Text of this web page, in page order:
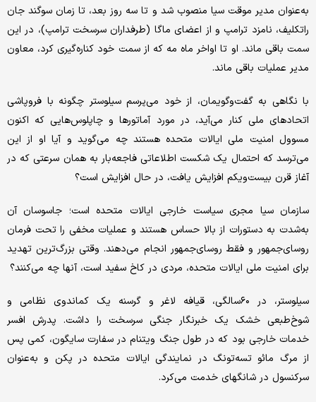
به‌عنوان مدیر موقت سیا منصوب شد و تا سه روز بعد، تا زمان سوگند جان
راتکلیف، نامزد ترامپ و از اعضای ماگا (طرفداران سرسخت ترامپ)، در این
سمت باقی ماند. او تا اواخر ماه مه که از سمت خود کناره‌گیری کرد، معاون
مدیر عملیات باقی ماند.
با نگاهی به گفت‌وگویمان، از خود می‌پرسم سیلوستر چگونه با فروپاشی
اتحادهای ملی کنار می‌آید، در مورد آماتورها و چاپلوس‌هایی که اکنون
مسوول امنیت ملی ایالات متحده هستند چه می‌گوید و آیا او از این
می‌ترسد که احتمال یک شکست اطلاعاتی فاجعه‌بار به همان سرعتی که در
آغاز قرن بیست‌ویکم افزایش یافت، در حال افزایش است؟
سازمان سیا مجری سیاست خارجی ایالات متحده است؛ جاسوسان آن
به‌شدت به دستورات از بالا حساس هستند و عملیات مخفی را تحت فرمان
روسای‌جمهور و فقط روسای‌جمهور انجام می‌دهند. وقتی بزرگ‌ترین تهدید
برای امنیت ملی ایالات متحده، مردی در کاخ سفید است، آنها چه می‌کنند؟
سیلوستر، در ۶۰سالگی، قیافه لاغر و گرسنه یک کماندوی نظامی و
شوخ‌طبعی خشک یک خبرنگار جنگی سرسخت را داشت. پدرش افسر
خدمات خارجی بود که در طول جنگ ویتنام در سفارت سایگون، کمی پس
از مرگ مائو تسه‌تونگ در نمایندگی ایالات متحده در پکن و به‌عنوان
سرکنسول در شانگهای خدمت می‌کرد.